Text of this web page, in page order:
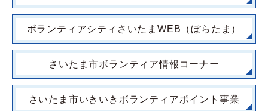
ボランティアシティさいたまWEB（ぼらたま）
さいたま市ボランティア情報コーナー
さいたま市いきいきボランティアポイント事業